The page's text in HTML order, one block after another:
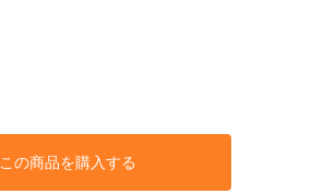
この商品を購入する